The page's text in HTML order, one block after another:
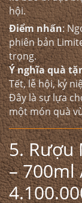
hội.
Điểm nhấn:
phiên bản
trọng.
Ý nghĩa quà
Tết, lễ hội, kỷ
Đây là sự lựa
một món quà
5. Rượu
– 700ml